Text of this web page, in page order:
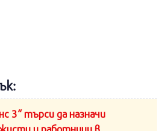
3“ търси да назначи